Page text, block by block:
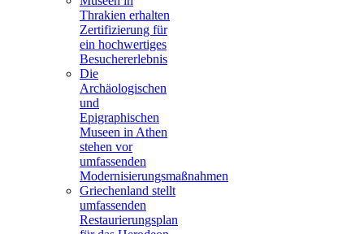
Thrakien erhalten
Zertifizierung für
ein hochwertiges
Besuchererlebnis
Die
Archäologischen
und
Epigraphischen
Museen in Athen
stehen vor
umfassenden
Modernisierungsmaßnahmen
Griechenland stellt
umfassenden
Restaurierungsplan